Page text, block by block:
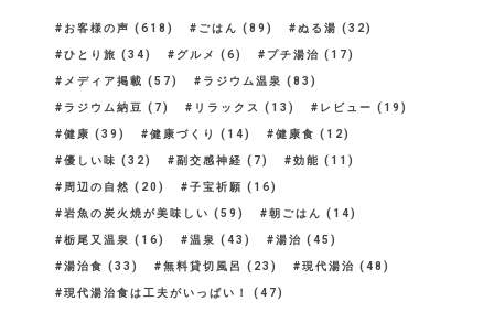
お客様の声 (618) ごはん (89) ぬる湯 (32)
ひとり旅 (34) グルメ (6) プチ湯治 (17)
メディア掲載 (57) ラジウム温泉 (83)
ラジウム納豆 (7) リラックス (13) レビュー (19)
健康 (39) 健康づくり (14) 健康食 (12)
優しい味 (32) 副交感神経 (7) 効能 (11)
周辺の自然 (20) 子宝祈願 (16)
岩魚の炭火焼が美味しい (59) 朝ごはん (14)
栃尾又温泉 (16) 温泉 (43) 湯治 (45)
湯治食 (33) 無料貸切風呂 (23) 現代湯治 (48)
現代湯治食は工夫がいっぱい！ (47)